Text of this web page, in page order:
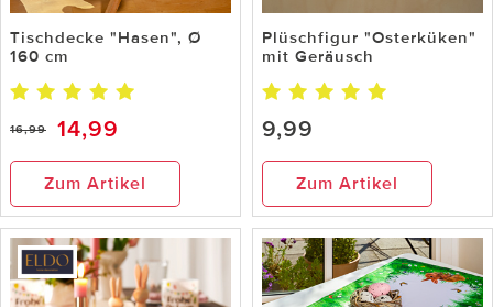
Tischdecke "Hasen", Ø
160 cm
16,99 14,99
Zum Artikel
Plüschfigur "Osterküken"
mit Geräusch
9,99
Zum Artikel